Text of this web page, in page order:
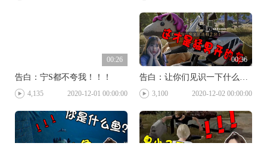
00:26
告白：宁S都不夸我！！！
4,135 2020-12-01 00:00:00
00:36
告白：让你们见识一下什么是猛男！
3,100 2020-12-02 00:00:00